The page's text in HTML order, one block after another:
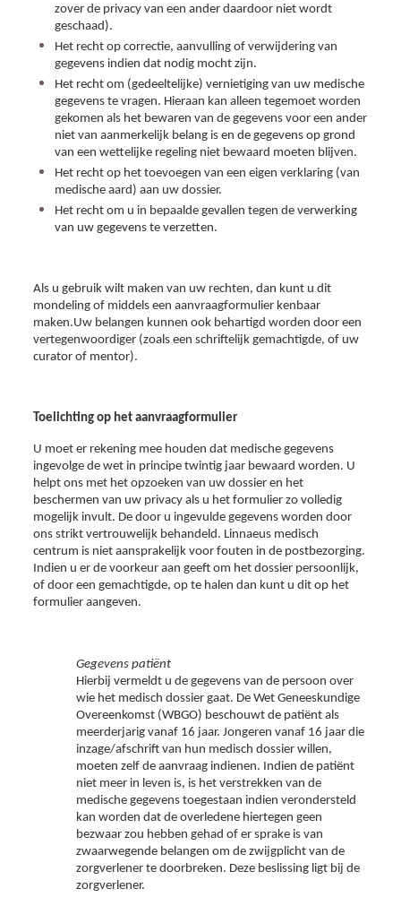
zover de privacy van een ander daardoor niet wordt
geschaad).
Het recht op correctie, aanvulling of verwijdering van
gegevens indien dat nodig mocht zijn.
Het recht om (gedeeltelijke) vernietiging van uw medische
gegevens te vragen. Hieraan kan alleen tegemoet worden
gekomen als het bewaren van de gegevens voor een ander
niet van aanmerkelijk belang is en de gegevens op grond
van een wettelijke regeling niet bewaard moeten blijven.
Het recht op het toevoegen van een eigen verklaring (van
medische aard) aan uw dossier.
Het recht om u in bepaalde gevallen tegen de verwerking
van uw gegevens te verzetten.
Als u gebruik wilt maken van uw rechten, dan kunt u dit
mondeling of middels een aanvraagformulier kenbaar
maken.Uw belangen kunnen ook behartigd worden door een
vertegenwoordiger (zoals een schriftelijk gemachtigde, of uw
curator of mentor).
Toelichting op het aanvraagformulier
U moet er rekening mee houden dat medische gegevens
ingevolge de wet in principe twintig jaar bewaard worden. U
helpt ons met het opzoeken van uw dossier en het
beschermen van uw privacy als u het formulier zo volledig
mogelijk invult. De door u ingevulde gegevens worden door
ons strikt vertrouwelijk behandeld. Linnaeus medisch
centrum is niet aansprakelijk voor fouten in de postbezorging.
Indien u er de voorkeur aan geeft om het dossier persoonlijk,
of door een gemachtigde, op te halen dan kunt u dit op het
formulier aangeven.
Gegevens patiënt
Hierbij vermeldt u de gegevens van de persoon over
wie het medisch dossier gaat. De Wet Geneeskundige
Overeenkomst (WBGO) beschouwt de patiënt als
meerderjarig vanaf 16 jaar. Jongeren vanaf 16 jaar die
inzage/afschrift van hun medisch dossier willen,
moeten zelf de aanvraag indienen. Indien de patiënt
niet meer in leven is, is het verstrekken van de
medische gegevens toegestaan indien verondersteld
kan worden dat de overledene hiertegen geen
bezwaar zou hebben gehad of er sprake is van
zwaarwegende belangen om de zwijgplicht van de
zorgverlener te doorbreken. Deze beslissing ligt bij de
zorgverlener.